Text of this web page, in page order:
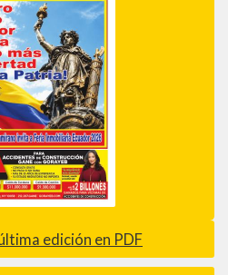
edición en PDF